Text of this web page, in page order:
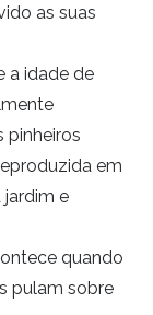
as suas
a idade de
pinheiros
em
jardim e
quando
pulam sobre